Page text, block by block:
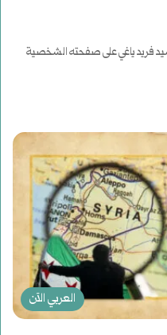
فريد ياغي على صفحته الشخصية
العربي الآن